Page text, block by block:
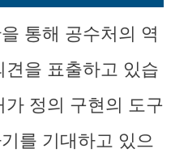
통해 공수처의 역
을 표출하고 있습
정의 구현의 도구
를 기대하고 있으